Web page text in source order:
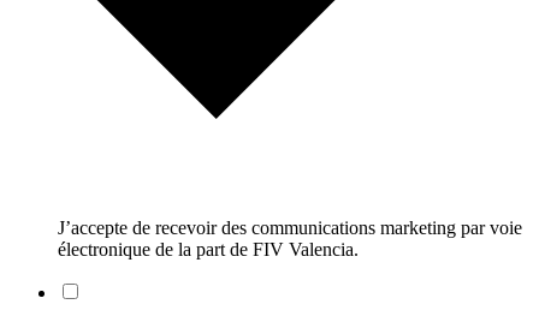
J’accepte de recevoir des communications marketing par voie
électronique de la part de FIV Valencia.